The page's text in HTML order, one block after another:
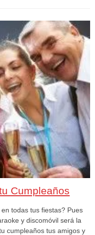
Cumpleaños
todas tus fiestas? Pues
y discomóvil será la
cumpleaños tus amigos y